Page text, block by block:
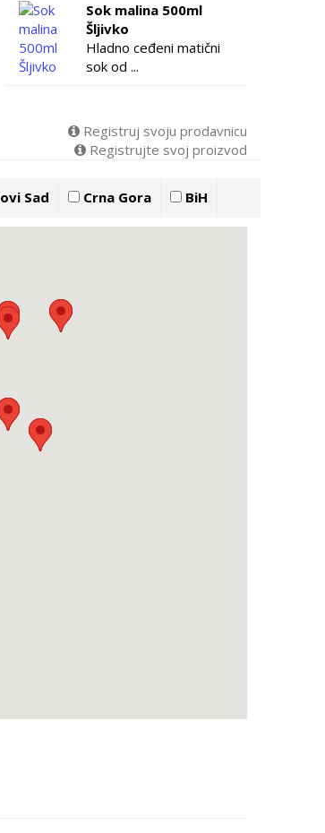
Sok malina 500ml
Šljivko
Hladno ceđeni matični
sok od ...
Registruj svoju prodavnicu
Registrujte svoj proizvod
Sad Crna Gora BiH